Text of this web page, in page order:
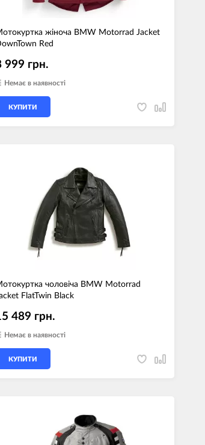
жіноча BMW Motorrad Jacket
Red
999 грн.
Немає в наявності
КУПИТИ
чоловіча BMW Motorrad
FlatTwin Black
489 грн.
Немає в наявності
КУПИТИ